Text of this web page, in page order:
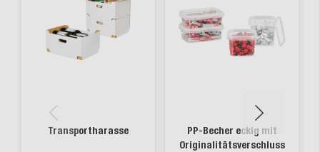
Transportharasse
PP-Becher eckig mit
Originalitätsverschluss